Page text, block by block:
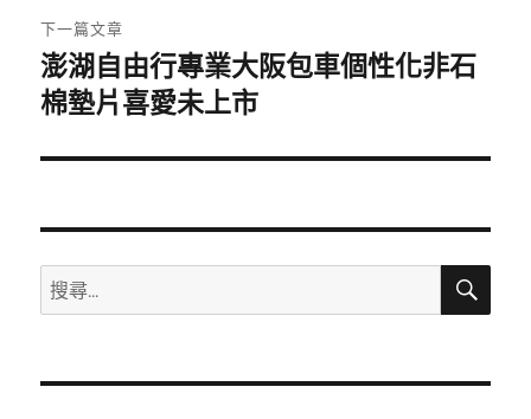
章:
下一篇文章
下
一
文
澎湖自由行專業大阪包車個性化非石
棉墊片喜愛未上市
搜
尋
鍵
搜